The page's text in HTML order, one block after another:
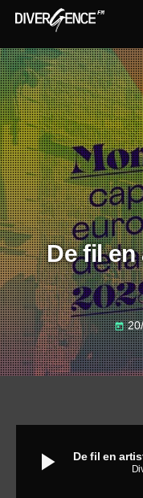
De fil
today
play_arrow De fil en